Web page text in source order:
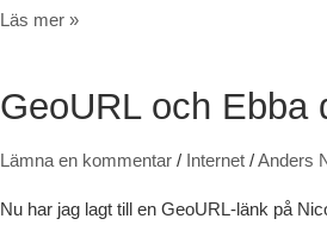
The Code of the Geeks v3.12 (PHP
Läs mer »
GeoURL och Ebba
Lämna en kommentar / Internet /Anders
Nu har jag lagt till en GeoURL-länk på